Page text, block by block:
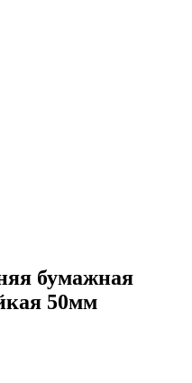
бумажная
50мм